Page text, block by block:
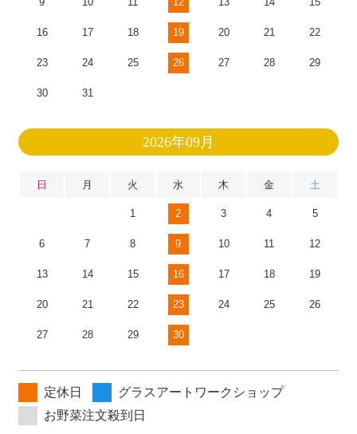
16 17 18 19 20 21 22
23 24 25 26 27 28 29
30 31
2026年09月
日 月 火 水 木 金 土
1 2 3 4 5
6 7 8 9 10 11 12
13 14 15 16 17 18 19
20 21 22 23 24 25 26
27 28 29 30
定休日
グラスアートワークショップ
お野菜注文殺到日